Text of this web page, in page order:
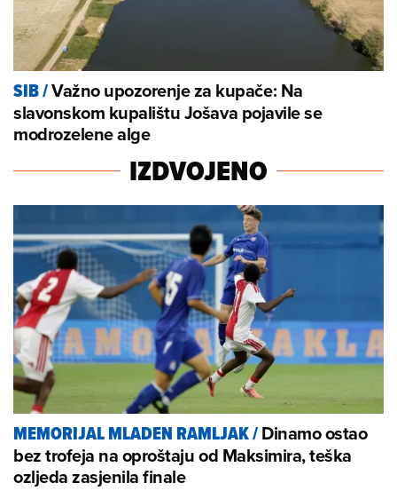
SIB/Važno upozorenje za kupače: Na
slavonskom kupalištu Jošava pojavile se
modrozelene alge
IZDVOJENO
MEMORIJAL MLADEN RAMLJAK/Dinamo ostao
bez trofeja na oproštaju od Maksimira, teška
ozljeda zasjenila finale